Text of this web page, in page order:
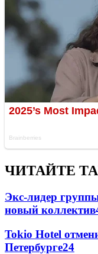
ЧИТАЙТЕ
Экс-лидер
новый коллектив
Tokio Hotel
Петербурге24